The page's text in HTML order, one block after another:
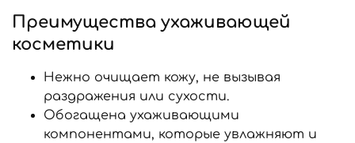
Преимущества ухаживающей
косметики
Нежно очищает кожу, не вызывая
раздражения или сухости.
Обогащена ухаживающими
компонентами, которые увлажняют и